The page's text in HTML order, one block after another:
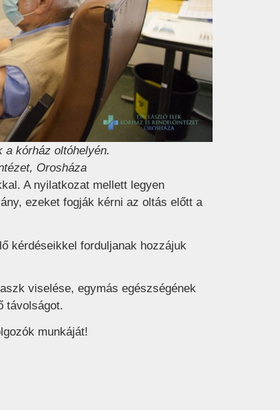
a kórház oltóhelyén.
Orosháza
A nyilatkozat mellett legyen
ezeket fogják kérni az oltás előtt a
kérdéseikkel forduljanak hozzájuk
viselése, egymás egészségének
távolságot.
munkáját!